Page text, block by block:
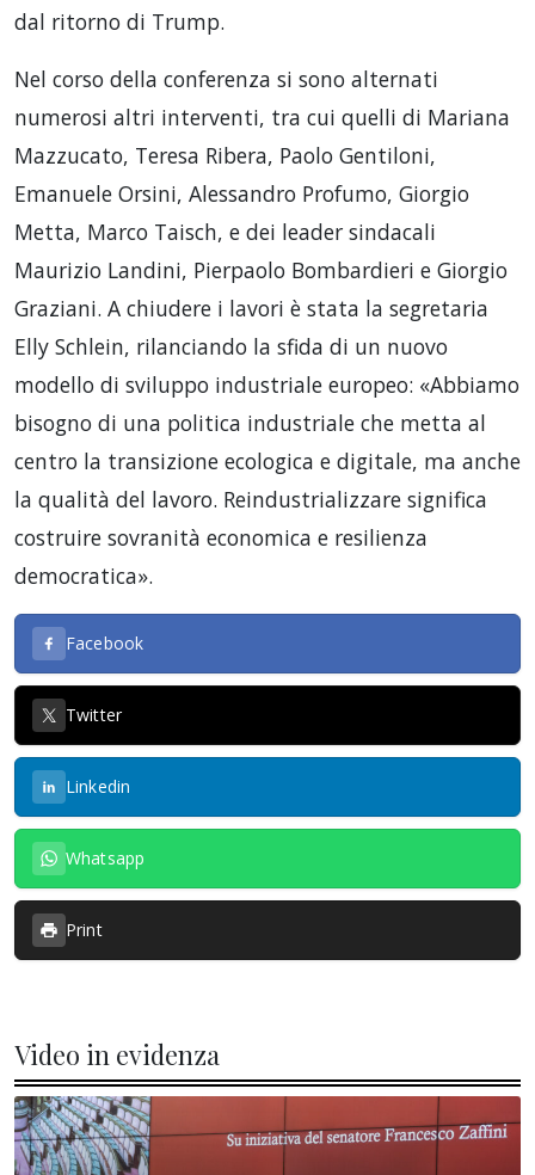
dal ritorno di Trump.
Nel corso della conferenza si sono alternati
numerosi altri interventi, tra cui quelli di Mariana
Mazzucato, Teresa Ribera, Paolo Gentiloni,
Emanuele Orsini, Alessandro Profumo, Giorgio
Metta, Marco Taisch, e dei leader sindacali
Maurizio Landini, Pierpaolo Bombardieri e Giorgio
Graziani. A chiudere i lavori è stata la segretaria
Elly Schlein, rilanciando la sfida di un nuovo
modello di sviluppo industriale europeo: «Abbiamo
bisogno di una politica industriale che metta al
centro la transizione ecologica e digitale, ma anche
la qualità del lavoro. Reindustrializzare significa
costruire sovranità economica e resilienza
democratica».
Facebook
Twitter
Linkedin
Whatsapp
Print
Video in evidenza